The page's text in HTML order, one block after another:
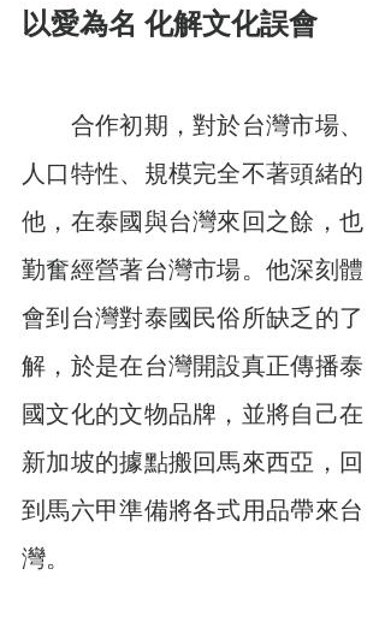
以愛為名 化解文化誤會
合作初期，對於台灣市場、
人口特性、規模完全不著頭緒的
他，在泰國與台灣來回之餘，也
勤奮經營著台灣市場。他深刻體
會到台灣對泰國民俗所缺乏的了
解，於是在台灣開設真正傳播泰
國文化的文物品牌，並將自己在
新加坡的據點搬回馬來西亞，回
到馬六甲準備將各式用品帶來台
灣。